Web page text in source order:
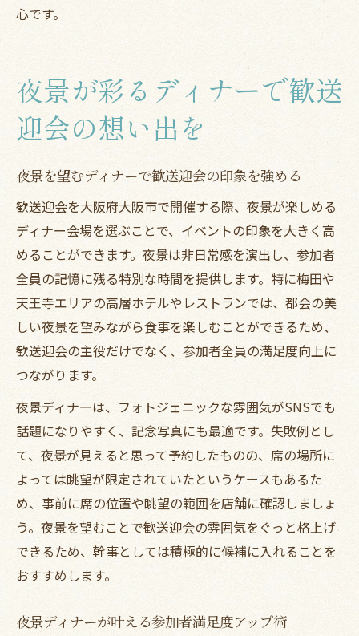
心です。
夜景が彩るディナーで歓送
迎会の想い出を
夜景を望むディナーで歓送迎会の印象を強める
歓送迎会を大阪府大阪市で開催する際、夜景が楽しめる
ディナー会場を選ぶことで、イベントの印象を大きく高
めることができます。夜景は非日常感を演出し、参加者
全員の記憶に残る特別な時間を提供します。特に梅田や
天王寺エリアの高層ホテルやレストランでは、都会の美
しい夜景を望みながら食事を楽しむことができるため、
歓送迎会の主役だけでなく、参加者全員の満足度向上に
つながります。
夜景ディナーは、フォトジェニックな雰囲気がSNSでも
話題になりやすく、記念写真にも最適です。失敗例とし
て、夜景が見えると思って予約したものの、席の場所に
よっては眺望が限定されていたというケースもあるた
め、事前に席の位置や眺望の範囲を店舗に確認しましょ
う。夜景を望むことで歓送迎会の雰囲気をぐっと格上げ
できるため、幹事としては積極的に候補に入れることを
おすすめします。
夜景ディナーが叶える参加者満足度アップ術